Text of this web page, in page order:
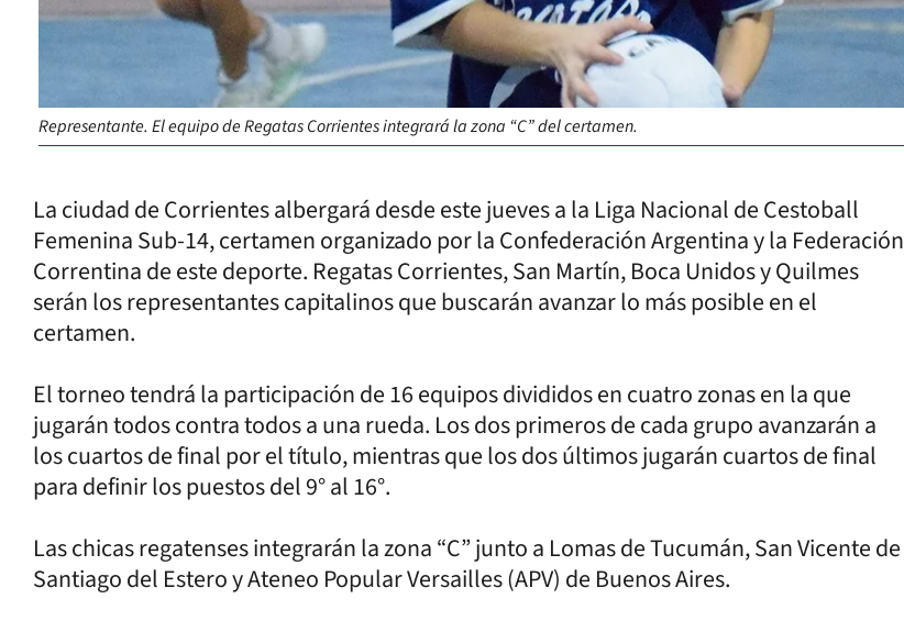
Representante. El equipo de Regatas Corrientes integrará la zona “C” del certamen.
La ciudad de Corrientes albergará desde este jueves a la Liga Nacional de Cestoball
Femenina Sub-14, certamen organizado por la Confederación Argentina y la Federación
Correntina de este deporte. Regatas Corrientes, San Martín, Boca Unidos y Quilmes
serán los representantes capitalinos que buscarán avanzar lo más posible en el
certamen.
El torneo tendrá la participación de 16 equipos divididos en cuatro zonas en la que
jugarán todos contra todos a una rueda. Los dos primeros de cada grupo avanzarán a
los cuartos de final por el título, mientras que los dos últimos jugarán cuartos de final
para definir los puestos del 9° al 16°.
Las chicas regatenses integrarán la zona “C” junto a Lomas de Tucumán, San Vicente de
Santiago del Estero y Ateneo Popular Versailles (APV) de Buenos Aires.